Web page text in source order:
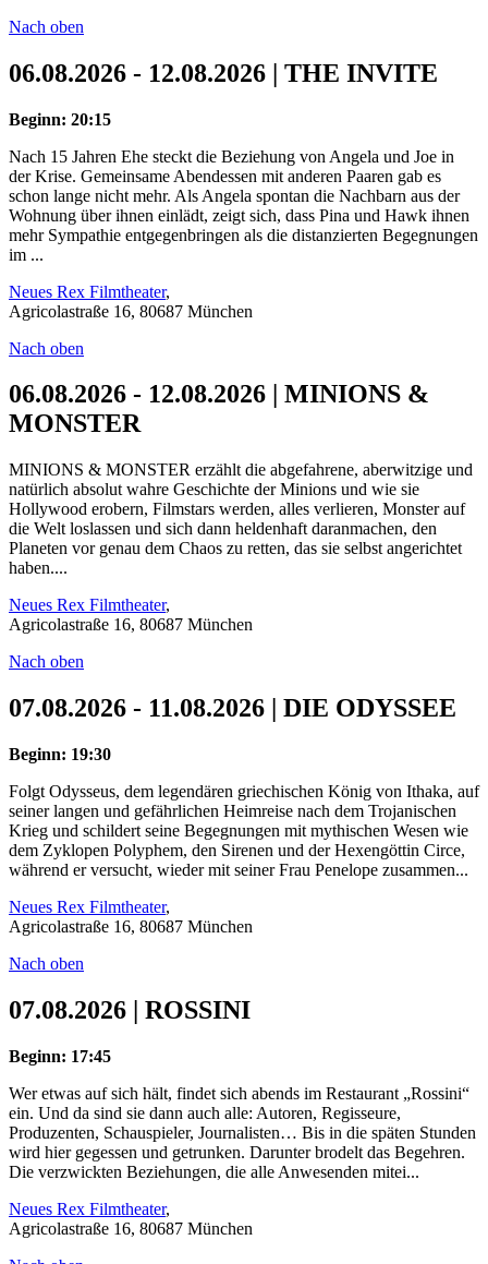
Nach oben
06.08.2026 - 12.08.2026 | THE INVITE
Beginn: 20:15
Nach 15 Jahren Ehe steckt die Beziehung von Angela und Joe in
der Krise. Gemeinsame Abendessen mit anderen Paaren gab es
schon lange nicht mehr. Als Angela spontan die Nachbarn aus der
Wohnung über ihnen einlädt, zeigt sich, dass Pina und Hawk ihnen
mehr Sympathie entgegenbringen als die distanzierten Begegnungen
im ...
Neues Rex Filmtheater,
Agricolastraße 16, 80687 München
Nach oben
06.08.2026 - 12.08.2026 | MINIONS &
MONSTER
MINIONS & MONSTER erzählt die abgefahrene, aberwitzige und
natürlich absolut wahre Geschichte der Minions und wie sie
Hollywood erobern, Filmstars werden, alles verlieren, Monster auf
die Welt loslassen und sich dann heldenhaft daranmachen, den
Planeten vor genau dem Chaos zu retten, das sie selbst angerichtet
haben....
Neues Rex Filmtheater,
Agricolastraße 16, 80687 München
Nach oben
07.08.2026 - 11.08.2026 | DIE ODYSSEE
Beginn: 19:30
Folgt Odysseus, dem legendären griechischen König von Ithaka, auf
seiner langen und gefährlichen Heimreise nach dem Trojanischen
Krieg und schildert seine Begegnungen mit mythischen Wesen wie
dem Zyklopen Polyphem, den Sirenen und der Hexengöttin Circe,
während er versucht, wieder mit seiner Frau Penelope zusammen...
Neues Rex Filmtheater,
Agricolastraße 16, 80687 München
Nach oben
07.08.2026 | ROSSINI
Beginn: 17:45
Wer etwas auf sich hält, findet sich abends im Restaurant „Rossini“
ein. Und da sind sie dann auch alle: Autoren, Regisseure,
Produzenten, Schauspieler, Journalisten… Bis in die späten Stunden
wird hier gegessen und getrunken. Darunter brodelt das Begehren.
Die verzwickten Beziehungen, die alle Anwesenden mitei...
Neues Rex Filmtheater,
Agricolastraße 16, 80687 München